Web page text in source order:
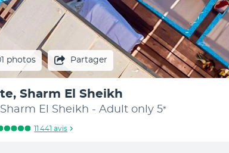
photos Partager
Sharm El Sheikh
Sharm El Sheikh - Adult only 5*
11 441 avis